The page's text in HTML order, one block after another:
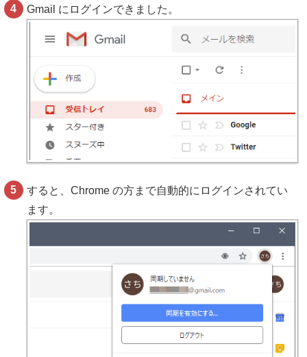
Gmail にログインできました。
すると、Chrome の方まで自動的にログインされてい
ます。